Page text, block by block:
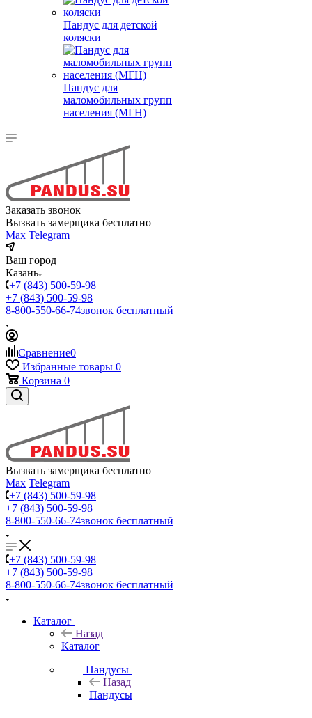
Пандус для детской
коляски
Пандус для
маломобильных групп
населения (МГН)
Заказать звонок
Вызвать замерщика бесплатно
Max Telegram
Ваш город
Казань
+7 (843) 500-59-98
+7 (843) 500-59-98
8-800-550-66-74звонок бесплатный
Сравнение0
Избранные товары 0
Корзина 0
Вызвать замерщика бесплатно
Max Telegram
+7 (843) 500-59-98
+7 (843) 500-59-98
8-800-550-66-74звонок бесплатный
+7 (843) 500-59-98
+7 (843) 500-59-98
8-800-550-66-74звонок бесплатный
Каталог
Назад
Каталог
Пандусы
Назад
Пандусы